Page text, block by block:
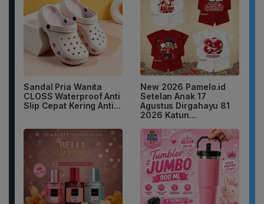
Sandal Pria Wanita
CLOSS Waterproof Anti
Slip Cepat Kering Anti...
New 2026 Pamelo.id
Setelan Anak 17
Agustus Dirgahayu 81
2026 Katun...